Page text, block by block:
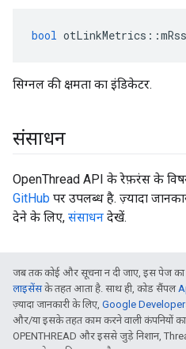
bool otLinkMetrics ::
सिग्नल की क्षमता का इंडिकेटर.
संसाधन
OpenThread API के रेफ़रंस के
GitHub पर उपलब्ध है. ज़्यादा
देने के लिए, संसाधन देखें.
जब तक कोई और सूचना न दी जाए, इस पेज का
लाइसेंसके तहत आता है. साथ ही, कोड सैंपल
ज़्यादा जानकारी के लिए, Google Developers
और/या इसके तहत काम करने वाली कंपनियों का
OPENTHREAD और इससे जुड़े निशान,